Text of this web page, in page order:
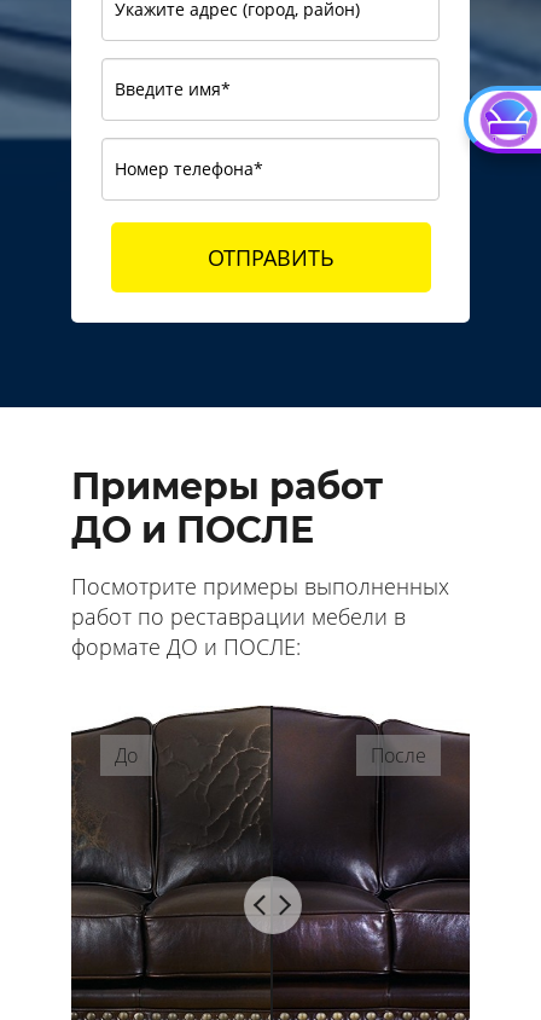
ОТПРАВИТЬ
Примеры работ
ДО и ПОСЛЕ
Посмотрите примеры выполненных
работ по реставрации мебели в
формате ДО и ПОСЛЕ:
До После